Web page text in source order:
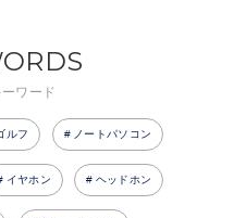
ワード
ルフ ノートパソコン
イヤホン ヘッドホン